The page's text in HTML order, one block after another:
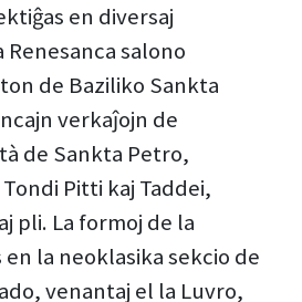
en diversaj
Renesanca salono
de Baziliko Sankta
verkaĵojn de
de Sankta Petro,
Pitti kaj Taddei,
pli. La formoj de la
la neoklasika sekcio de
venantaj el la Luvro,